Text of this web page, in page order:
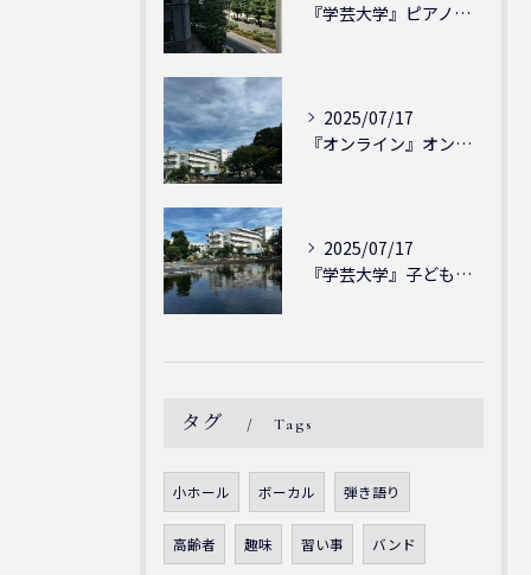
『学芸大学』ピアノを弾ける喜び - シェリー・アーツ音楽教室...
2025/07/17
『オンライン』オンラインの会員様大募集中！シェリー・アーツ音...
2025/07/17
『学芸大学』子どもには子どもの表現が大切！シェリー・アーツ音...
タグ Tags
小ホール ボーカル 弾き語り
高齢者 趣味 習い事 バンド